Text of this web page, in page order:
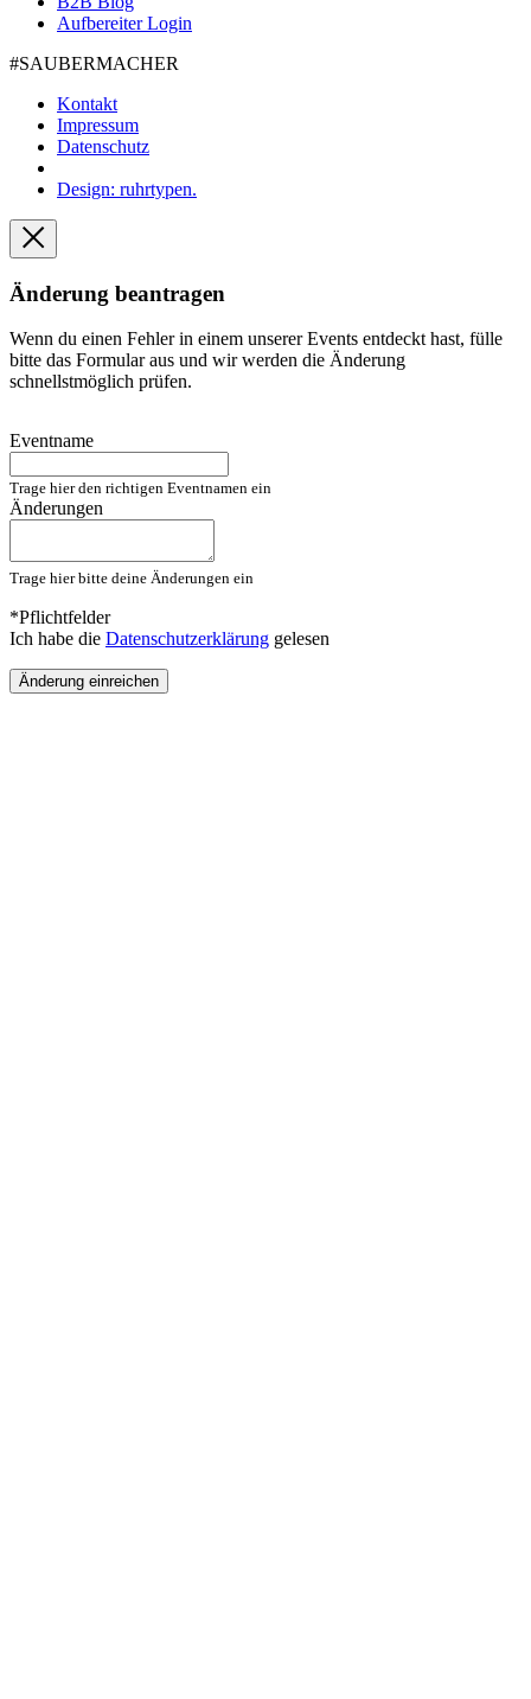
Aufbereiter Login
#SAUBER­MACHER
Kontakt
Impressum
Datenschutz
Design: ruhrtypen.
Änderung beantragen
Wenn du einen Fehler in einem unserer Events entdeckt hast, fülle
bitte das Formular aus und wir werden die Änderung
schnellstmöglich prüfen.
Eventname
Trage hier den richtigen Eventnamen ein
Änderungen
Trage hier bitte deine Änderungen ein
*Pflichtfelder
Ich habe die Datenschutzerklärung gelesen
Änderung einreichen